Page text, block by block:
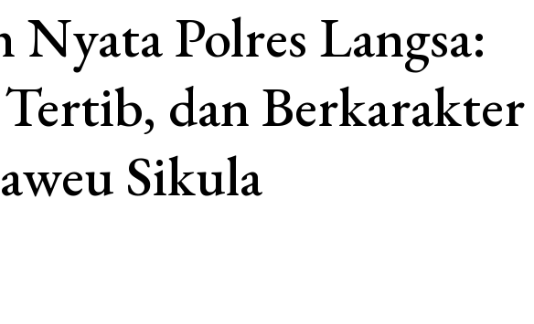
Nyata Polres Langsa:
dan Berkarakter
Sikula